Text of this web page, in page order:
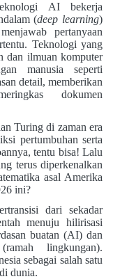
AI bekerja
(deep learning)
pertanyaan
Teknologi yang
dan ilmuan komputer
manusia seperti
detail, memberikan
dokumen
Turing di zaman era
pertumbuhan serta
tentu bisa! Lalu
terus diperkenalkan
asal Amerika
ini?
dari sekadar
menuju hilirisasi
buatan (AI) dan
lingkungan).
sebagai salah satu
dunia.